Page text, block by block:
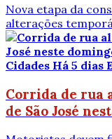
Nova etapa da
alterações
Cidades Há 5 dias
Corrida de rua
de São José